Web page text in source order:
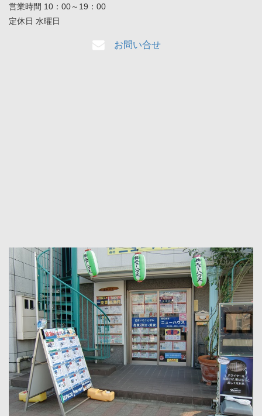
営業時間 10：00～19：00
定休日 水曜日
お問い合せ